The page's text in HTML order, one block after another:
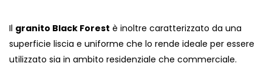
Il granito Black Forest è inoltre caratterizzato da una
superficie liscia e uniforme che lo rende ideale per essere
utilizzato sia in ambito residenziale che commerciale.